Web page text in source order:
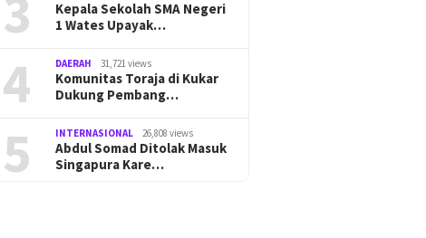
Kepala Sekolah SMA Negeri
1 Wates Upayak…
4 DAERAH 31,721 views
Komunitas Toraja di Kukar
Dukung Pembang…
5 INTERNASIONAL 26,808 views
Abdul Somad Ditolak Masuk
Singapura Kare…